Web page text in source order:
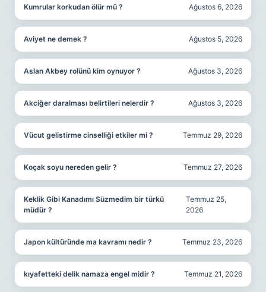
Kumrular korkudan ölür mü ? Ağustos 6, 2026
Aviyet ne demek ? Ağustos 5, 2026
Aslan Akbey rolünü kim oynuyor ? Ağustos 3, 2026
Akciğer daralması belirtileri nelerdir ? Ağustos 3, 2026
Vücut gelistirme cinselliği etkiler mi ? Temmuz 29, 2026
Koçak soyu nereden gelir ? Temmuz 27, 2026
Keklik Gibi Kanadımı Süzmedim bir türkü
müdür ?
Temmuz 25,
2026
Japon kültüründe ma kavramı nedir ? Temmuz 23, 2026
kıyafetteki delik namaza engel midir ? Temmuz 21, 2026